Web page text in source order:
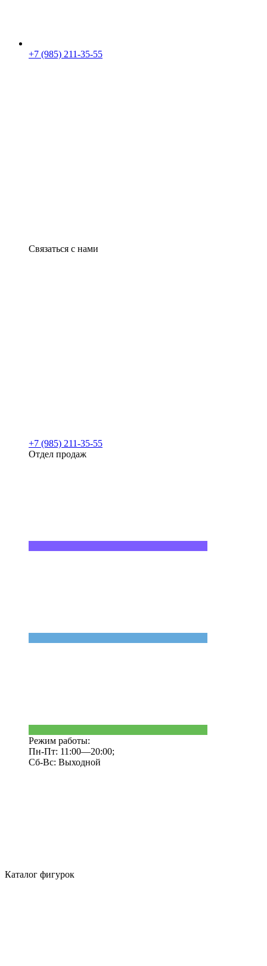
+7 (985) 211-35-55
Связаться с нами
+7 (985) 211-35-55
Отдел продаж
Режим работы:
Пн-Пт: 11:00—20:00;
Сб-Вс: Выходной
Каталог фигурок